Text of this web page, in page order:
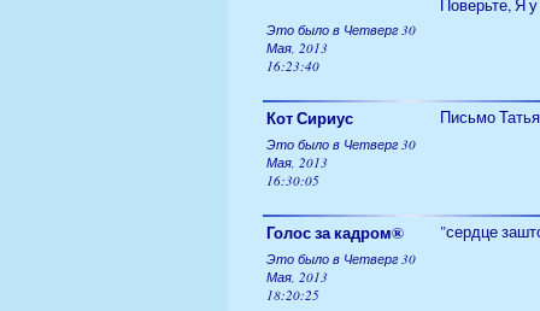
Поверьте, Я
Это было в Четверг 30
Мая, 2013
16:23:40
Кот Сириус Письмо
Это было в Четверг 30
Мая, 2013
16:30:05
Голос за кадром® "сердце
Это было в Четверг 30
Мая, 2013
18:20:25